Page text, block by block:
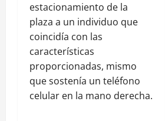
estacionamiento de la
plaza a un individuo que
coincidía con las
características
proporcionadas, mismo
que sostenía un teléfono
celular en la mano derecha.